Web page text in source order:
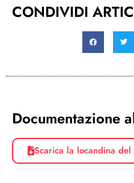
CONDIVIDI
Documentazione
Scarica la locandina